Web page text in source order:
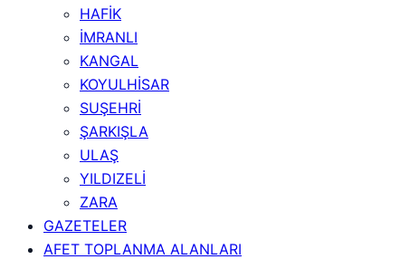
HAFİK
İMRANLI
KANGAL
KOYULHİSAR
SUŞEHRİ
ŞARKIŞLA
ULAŞ
YILDIZELİ
ZARA
GAZETELER
AFET TOPLANMA ALANLARI